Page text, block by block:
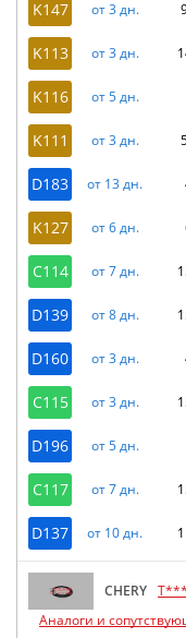
K147 от 3 дн.
K113 от 3 дн.
K116 от 5 дн.
K111 от 3 дн.
D183 от 13 дн.
K127 от 6 дн.
C114 от 7 дн.
D139 от 8 дн.
D160 от 3 дн.
C115 от 3 дн.
D196 от 5 дн.
C117 от 7 дн.
D137 от 10 дн.
CHERY
Аналоги и